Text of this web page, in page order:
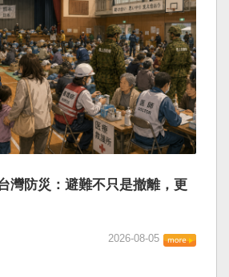
後一句是「會議還研究了其他事
外媒最感興趣的問題，那就是人
做文章，排查二十屆中央委員清
為習近平的進一步獨裁和二十一
。據統計，過去一年，已有十九
方宣布落馬或罷免全國人大代表
「失蹤」者。總共接近三十人。
治局委員：軍委副主席張又俠與
興瑞。 軍方還有原中央軍委副主
工作部主任苗華、前信息支援部
軍司令員李橋、前中央軍委裝
校、前東部戰區政委劉青松、前
選擇獨立，成為杭廷頓第二波民
立的台灣會像脫離日本殖民的韓
天成為獨立紀念日及光復節。不
的朝鮮，台灣是新興國家，開展
。台灣沒有像朝鮮的左右路線競
戰形成南韓、北朝分裂國家的歷
右路線政黨，形塑台灣的國家之
五年八一五台灣獨立了，一九四
和國革命推翻中華民國，中國國
只能選擇海南島，國共競鬥的歷
局面，與台灣無關。台灣沒有中
有台灣問題。台灣與中國也不
灣獨立了，台灣會成為東亞漢字
灣防災：避難不只是撤離，更
建受到關注，避難所管理也成為
2026-08-05